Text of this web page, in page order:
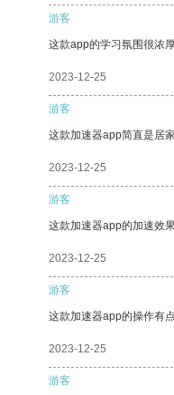
游客
这款app的学习氛围很浓
2023-12-25
游客
这款加速器app简直是居
2023-12-25
游客
这款加速器app的加速效
2023-12-25
游客
这款加速器app的操作有
2023-12-25
游客